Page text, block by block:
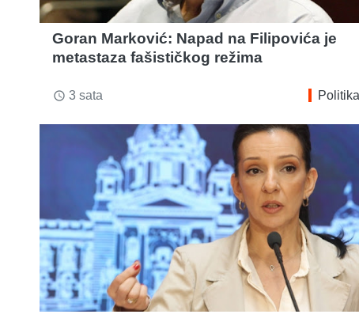
Goran Marković: Napad na Filipovića je
metastaza fašističkog režima
access_time 3 sata Politika